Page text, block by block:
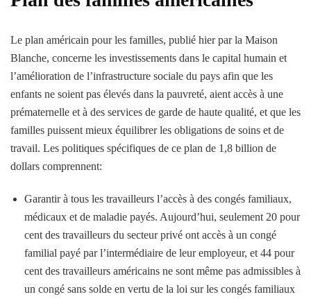
Le plan américain pour les familles, publié hier par la Maison
Blanche, concerne les investissements dans le capital humain et
l’amélioration de l’infrastructure sociale du pays afin que les
enfants ne soient pas élevés dans la pauvreté, aient accès à une
prématernelle et à des services de garde de haute qualité, et que les
familles puissent mieux équilibrer les obligations de soins et de
travail. Les politiques spécifiques de ce plan de 1,8 billion de
dollars comprennent:
Garantir à tous les travailleurs l’accès à des congés familiaux,
médicaux et de maladie payés. Aujourd’hui, seulement 20 pour
cent des travailleurs du secteur privé ont accès à un congé
familial payé par l’intermédiaire de leur employeur, et 44 pour
cent des travailleurs américains ne sont même pas admissibles à
un congé sans solde en vertu de la loi sur les congés familiaux